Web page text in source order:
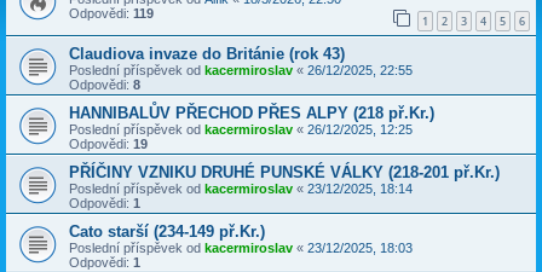
Odpovědi: 119 1 2 3 4 5 6
Claudiova invaze do Británie (rok 43)
Poslední příspěvek od kacermiroslav « 26/12/2025, 22:55
Odpovědi: 8
HANNIBALŮV PŘECHOD PŘES ALPY (218 př.Kr.)
Poslední příspěvek od kacermiroslav « 26/12/2025, 12:25
Odpovědi: 19
PŘÍČINY VZNIKU DRUHÉ PUNSKÉ VÁLKY (218-201 př.Kr.)
Poslední příspěvek od kacermiroslav « 23/12/2025, 18:14
Odpovědi: 1
Cato starší (234-149 př.Kr.)
Poslední příspěvek od kacermiroslav « 23/12/2025, 18:03
Odpovědi: 1